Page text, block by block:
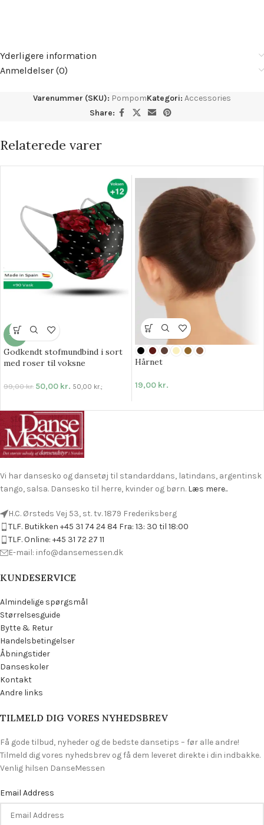
Yderligere information
Anmeldelser (0)
Varenummer (SKU): PompomKategori: Accessories
Share:
Relaterede varer
-49%
Godkendt stofmundbind i sort
med roser til voksne
99,00kr. 50,00 kr. 50,00 kr.;
Hårnet
19,00 kr.
Vi har dansesko og dansetøj til standarddans, latindans, argentinsk
tango, salsa. Dansesko til herre, kvinder og børn. Læs mere..
H.C. Ørsteds Vej 53, st. tv. 1879 Frederiksberg
TLF. Butikken +45 31 74 24 84 Fra: 13: 30 til 18:00
TLF. Online: +45 31 72 27 11
E-mail: info@dansemessen.dk
KUNDESERVICE
Almindelige spørgsmål
Størrelsesguide
Bytte & Retur
Handelsbetingelser
Åbningstider
Danseskoler
Kontakt
Andre links
TILMELD DIG VORES NYHEDSBREV
Få gode tilbud, nyheder og de bedste dansetips – før alle andre!
Tilmeld dig vores nyhedsbrev og få dem leveret direkte i din indbakke.
Venlig hilsen DanseMessen
Email Address